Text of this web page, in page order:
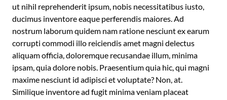
ut nihil reprehenderit ipsum, nobis necessitatibus iusto,
ducimus inventore eaque perferendis maiores. Ad
nostrum laborum quidem nam ratione nesciunt ex earum
corrupti commodi illo reiciendis amet magni delectus
aliquam officia, doloremque recusandae illum, minima
ipsam, quia dolore nobis. Praesentium quia hic, qui magni
maxime nesciunt id adipisci et voluptate? Non, at.
Similique inventore ad fugit minima veniam placeat